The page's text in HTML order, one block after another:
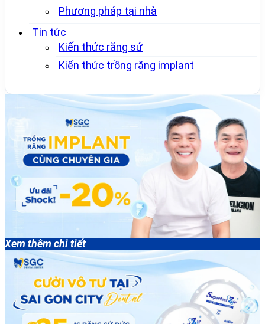
Phương pháp tại nhà
Tin tức
Kiến thức răng sứ
Kiến thức trồng răng implant
Xem thêm chi tiết